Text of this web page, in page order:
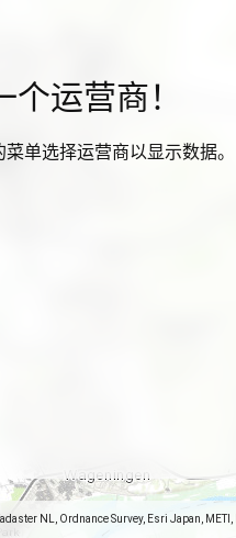
NL, Ordnance Survey, Esri Japan,
个运营商！
单选择运营商以显示数据。